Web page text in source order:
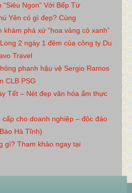
Ngon” Với Bếp Từ
Yên có gì đẹp? Cùng
khám phá xứ “hoa vàng cỏ xanh”
2 ngày 1 đêm của công ty Du
Travel
phanh hậu vệ Sergio Ramos
CLB PSG
Tết – Nét đẹp văn hóa ẩm thực
cho doanh nghiệp – độc đáo
Hà Tĩnh)
gì? Tham khảo ngay tại